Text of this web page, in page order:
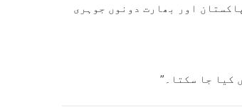
اور بھارت دونوں جوہری
کیا جا سکتا۔”